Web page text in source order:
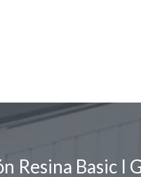
Resina Basic I